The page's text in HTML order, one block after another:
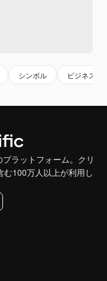
シンボル ビジネスロ
ラットフォーム。クリ
100万人以上が利用し